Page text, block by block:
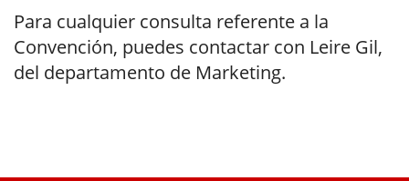
Para cualquier consulta referente a la
Convención, puedes contactar con Leire Gil,
del departamento de Marketing.